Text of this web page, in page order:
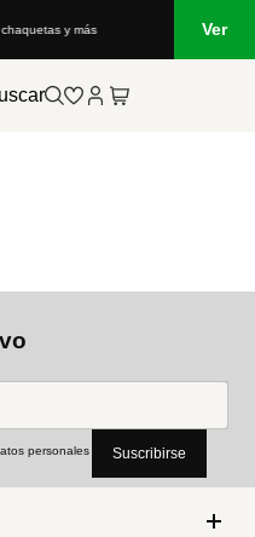
y más Ver
personales Suscribirse